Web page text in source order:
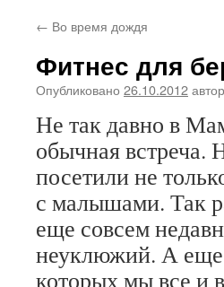
← Во время дождя
Фитнес для
Опубликовано 26.10.2012
Не так давно в
обычная
посетили не
с малышами. Так
еще совсем
неуклюжий. А еще
которых мы все и